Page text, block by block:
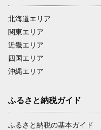
北海道エリア
関東エリア
近畿エリア
四国エリア
沖縄エリア
ふるさと納税ガイド
ふるさと納税の基本ガイド